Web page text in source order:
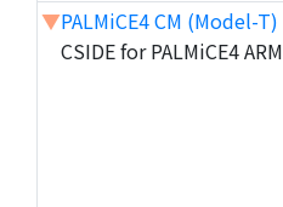
▼PALMiCE4 CM (Model-T)
CSIDE for PALMiCE4 ARM